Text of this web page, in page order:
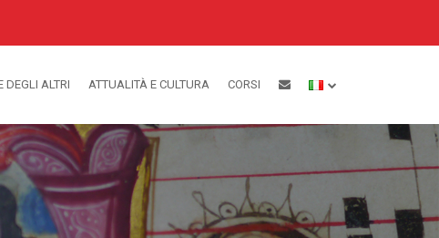
DEGLI ALTRI ATTUALITÀ E CULTURA CORSI